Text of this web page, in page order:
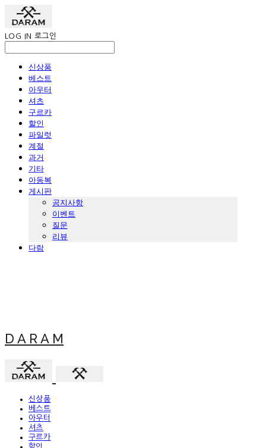
LOG IN 로그인
신상품
베스트
아우터
셔츠
구르카
할인
파일럿
계절
과거
기타
아동복
게시판
공지사항
이벤트
질문
리뷰
다람
D A R A M
신상품
베스트
아우터
셔츠
구르카